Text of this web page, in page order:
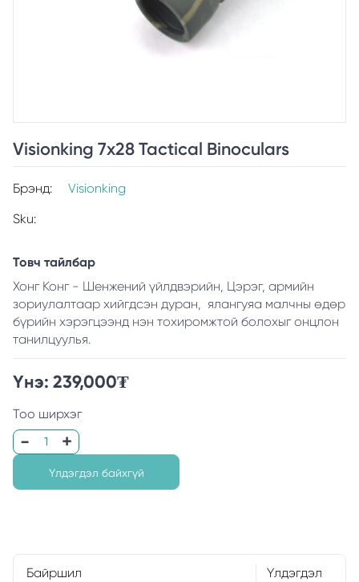
Visionking 7x28 Tactical Binoculars
Брэнд:
Visionking
Sku:
Товч тайлбар
Хонг Конг - Шенжений үйлдвэрийн, Цэрэг, армийн
зориулалтаар хийгдсэн дуран, ялангуяа малчны өдөр
бүрийн хэрэгцээнд нэн тохиромжтой болохыг онцлон
танилцуулья.
Үнэ: 239,000₮
Тоо ширхэг
Үлдэгдэл байхгүй
Байршил
Үлдэгдэл